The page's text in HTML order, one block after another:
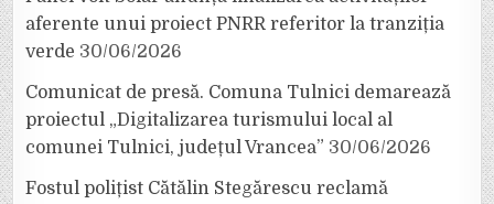
aferente unui proiect PNRR referitor la tranziția
verde 30/06/2026
Comunicat de presă. Comuna Tulnici demarează
proiectul „Digitalizarea turismului local al
comunei Tulnici, județul Vrancea” 30/06/2026
Fostul polițist Cătălin Stegărescu reclamă